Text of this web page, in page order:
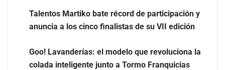
Talentos Martiko bate récord de participación y
anuncia a los cinco finalistas de su VII edición
Goo! Lavanderías: el modelo que revoluciona la
colada inteligente junto a Tormo Franquicias